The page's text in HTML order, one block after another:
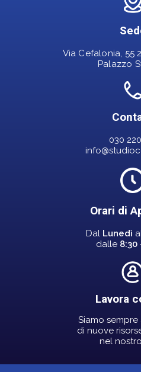
Via Cefalonia, 55
Palazzo
030
Orari di
Dal Lunedì al
dalle 8:30
Lavora
Siamo
di nuove
nel